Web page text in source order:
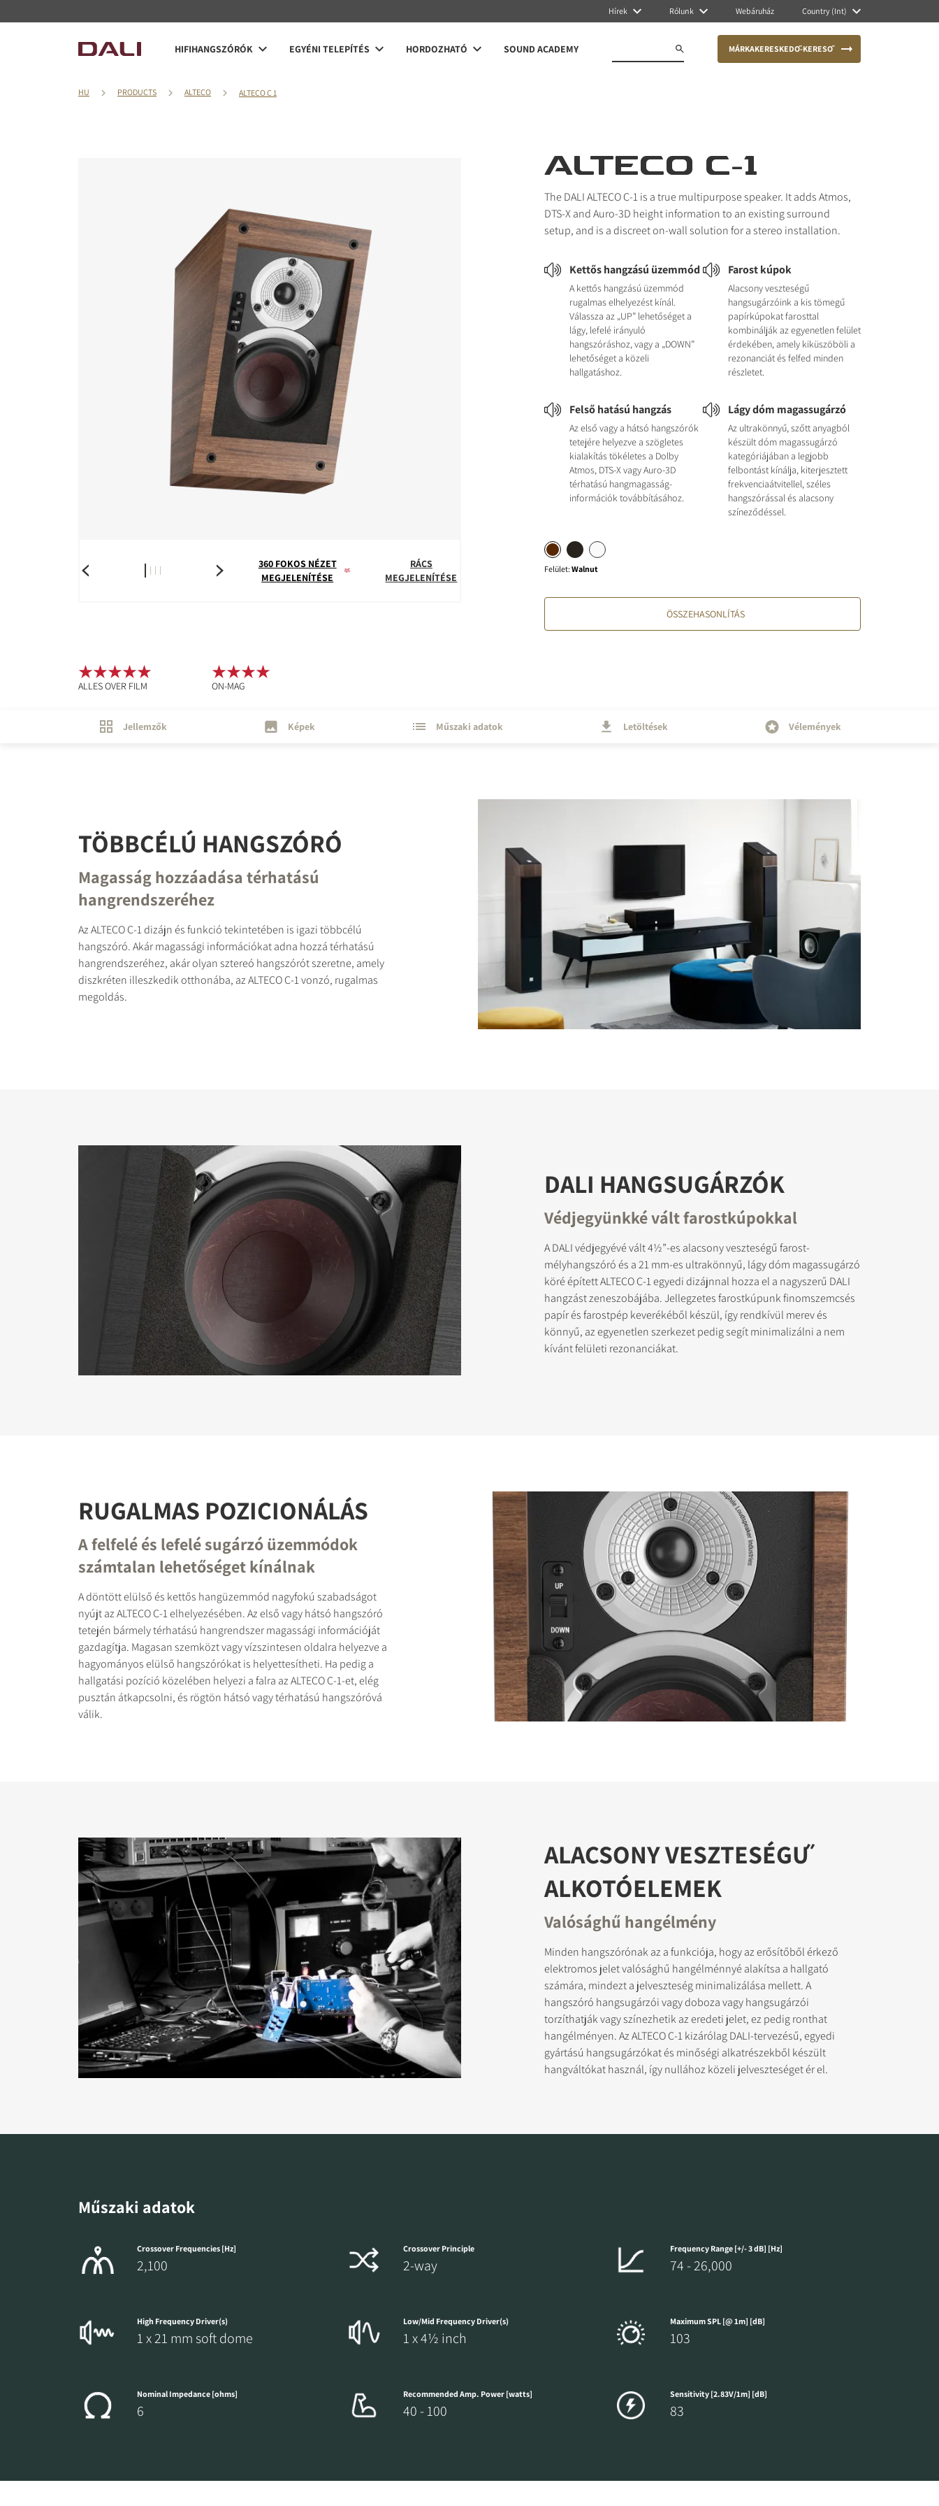
Hírek Rólunk Webáruház Country (Int)
HIFIHANGSZÓRÓK EGYÉNI TELEPÍTÉS HORDOZHATÓ SOUND ACADEMY MÁRKAKERESKEDŐ-KERESŐ
HU PRODUCTS ALTECO ALTECO C 1
360 FOKOS NÉZET
MEGJELENÍTÉSE
RÁCS
MEGJELENÍTÉSE
ALTECO C-1
The DALI ALTECO C-1 is a true multipurpose speaker. It adds Atmos,
DTS-X and Auro-3D height information to an existing surround
setup, and is a discreet on-wall solution for a stereo installation.
Kettős hangzású üzemmód
A kettős hangzású üzemmód
rugalmas elhelyezést kínál.
Válassza az „UP” lehetőséget a
lágy, lefelé irányuló
hangszóráshoz, vagy a „DOWN”
lehetőséget a közeli
hallgatáshoz.
Farost kúpok
Alacsony veszteségű
hangsugárzóink a kis tömegű
papírkúpokat farosttal
kombinálják az egyenetlen felület
érdekében, amely kiküszöböli a
rezonanciát és felfed minden
részletet.
Felső hatású hangzás
Az első vagy a hátsó hangszórók
tetejére helyezve a szögletes
kialakítás tökéletes a Dolby
Atmos, DTS-X vagy Auro-3D
térhatású hangmagasság-
információk továbbításához.
Lágy dóm magassugárzó
Az ultrakönnyű, szőtt anyagból
készült dóm magassugárzó
kategóriájában a legjobb
felbontást kínálja, kiterjesztett
frekvenciaátvitellel, széles
hangszórással és alacsony
színeződéssel.
Felület:Walnut
ÖSSZEHASONLÍTÁS
ALLES OVER FILM ON-MAG
Jellemzők Képek Műszaki adatok Letöltések Vélemények
TÖBBCÉLÚ HANGSZÓRÓ
Magasság hozzáadása térhatású
hangrendszeréhez
Az ALTECO C-1 dizájn és funkció tekintetében is igazi többcélú
hangszóró. Akár magassági információkat adna hozzá térhatású
hangrendszeréhez, akár olyan sztereó hangszórót szeretne, amely
diszkréten illeszkedik otthonába, az ALTECO C-1 vonzó, rugalmas
megoldás.
DALI HANGSUGÁRZÓK
Védjegyünkké vált farostkúpokkal
A DALI védjegyévé vált 4½”-es alacsony veszteségű farost-
mélyhangszóró és a 21 mm-es ultrakönnyű, lágy dóm magassugárzó
köré épített ALTECO C-1 egyedi dizájnnal hozza el a nagyszerű DALI
hangzást zeneszobájába. Jellegzetes farostkúpunk finomszemcsés
papír és farostpép keverékéből készül, így rendkívül merev és
könnyű, az egyenetlen szerkezet pedig segít minimalizálni a nem
kívánt felületi rezonanciákat.
RUGALMAS POZICIONÁLÁS
A felfelé és lefelé sugárzó üzemmódok
számtalan lehetőséget kínálnak
A döntött elülső és kettős hangüzemmód nagyfokú szabadságot
nyújt az ALTECO C-1 elhelyezésében. Az első vagy hátsó hangszóró
tetején bármely térhatású hangrendszer magassági információját
gazdagítja. Magasan szemközt vagy vízszintesen oldalra helyezve a
hagyományos elülső hangszórókat is helyettesítheti. Ha pedig a
hallgatási pozíció közelében helyezi a falra az ALTECO C-1-et, elég
pusztán átkapcsolni, és rögtön hátsó vagy térhatású hangszóróvá
válik.
ALACSONY VESZTESÉGŰ
ALKOTÓELEMEK
Valósághű hangélmény
Minden hangszórónak az a funkciója, hogy az erősítőből érkező
elektromos jelet valósághű hangélménnyé alakítsa a hallgató
számára, mindezt a jelveszteség minimalizálása mellett. A
hangszóró hangsugárzói vagy doboza vagy hangsugárzói
torzíthatják vagy színezhetik az eredeti jelet, ez pedig ronthat
hangélményen. Az ALTECO C-1 kizárólag DALI-tervezésű, egyedi
gyártású hangsugárzókat és minőségi alkatrészekből készült
hangváltókat használ, így nullához közeli jelveszteséget ér el.
Műszaki adatok
Crossover Frequencies [Hz]
2,100
Crossover Principle
2-way
Frequency Range [+/- 3 dB] [Hz]
74 - 26,000
High Frequency Driver(s)
1 x 21 mm soft dome
Low/Mid Frequency Driver(s)
1 x 4½ inch
Maximum SPL [@ 1m] [dB]
103
Nominal Impedance [ohms]
6
Recommended Amp. Power [watts]
40 - 100
Sensitivity [2.83V/1m] [dB]
83
REGISZTRÁLJON A LETÖLTÉSHEZ
Töltse ki az űrlapot, hogy azonnal hozzáférhessen a webhelyen található összes zárolt
letöltési fájlhoz.